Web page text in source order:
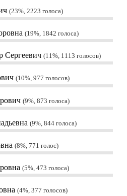
23%, 2223 голоса
19%, 1842 голоса
Сергеевич 11%, 1113 голосов
10%, 977 голосов
9%, 873 голоса
9%, 844 голоса
8%, 771 голос
5%, 473 голоса
4%, 377 голосов